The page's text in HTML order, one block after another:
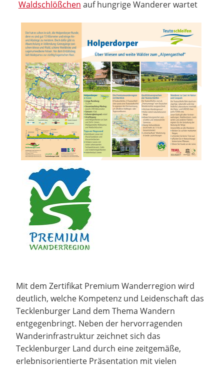
Waldschlößchen auf hungrige Wanderer wartet
Mit dem Zertifikat Premium Wanderregion wird
deutlich, welche Kompetenz und Leidenschaft das
Tecklenburger Land dem Thema Wandern
entgegenbringt. Neben der hervorragenden
Wanderinfrastruktur zeichnet sich das
Tecklenburger Land durch eine zeitgemäße,
erlebnisorientierte Präsentation mit vielen